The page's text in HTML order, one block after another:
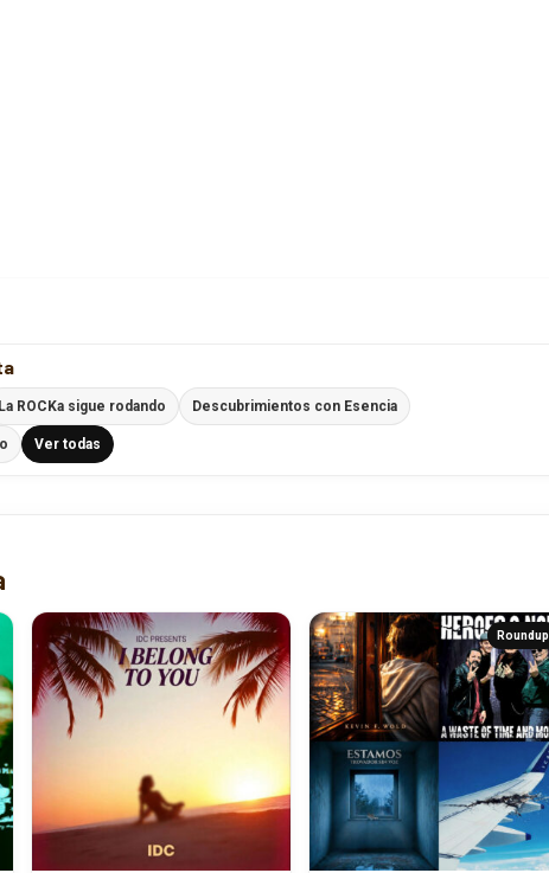
La ROCKa sigue rodando Descubrimientos con Esencia
Ver todas
Roundup